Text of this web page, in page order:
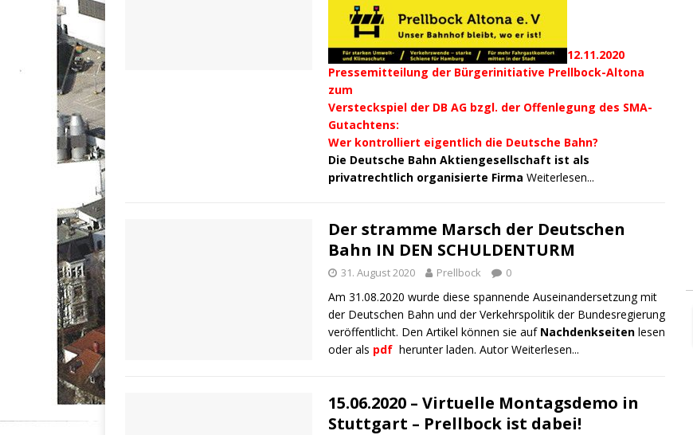
12.11.2020
Pressemitteilung der Bürgerinitiative Prellbock-Altona
zum
Versteckspiel der DB AG bzgl. der Offenlegung des SMA-
Gutachtens:
Wer kontrolliert eigentlich die Deutsche Bahn?
Die Deutsche Bahn Aktiengesellschaft ist als
privatrechtlich organisierte Firma Weiterlesen...
Der stramme Marsch der Deutschen
Bahn IN DEN SCHULDENTURM
31. August 2020 Prellbock 0
Am 31.08.2020 wurde diese spannende Auseinandersetzung mit
der Deutschen Bahn und der Verkehrspolitik der Bundesregierung
veröffentlicht. Den Artikel können sie auf Nachdenkseiten lesen
oder als pdf herunter laden. AutorWeiterlesen...
15.06.2020 – Virtuelle Montagsdemo in
Stuttgart – Prellbock ist dabei!